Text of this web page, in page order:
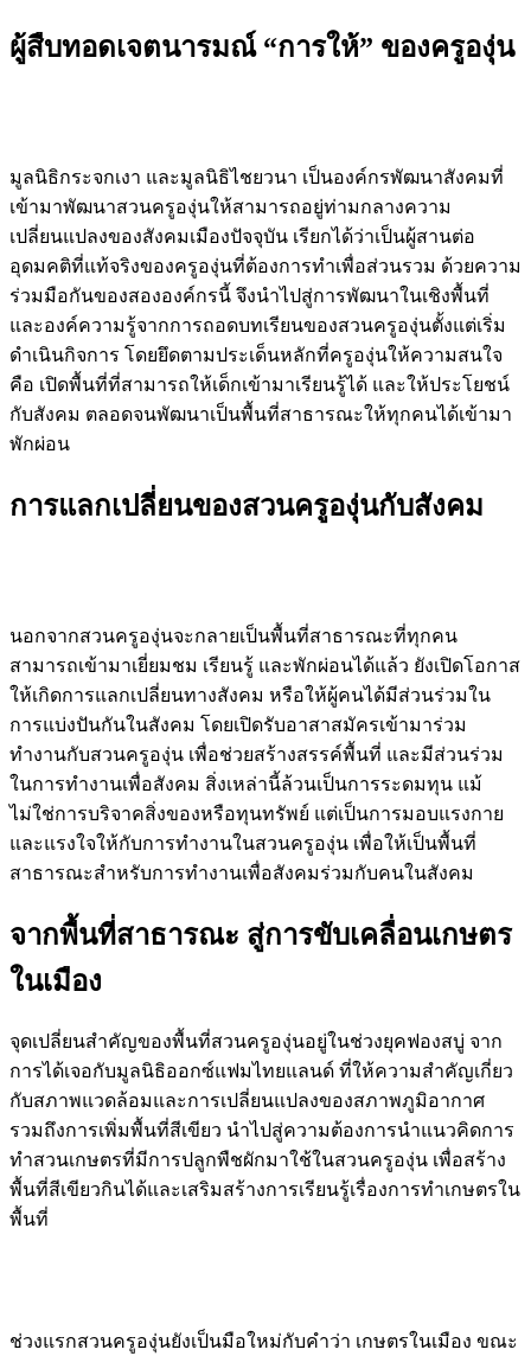
ผู้สืบทอดเจตนารมณ์ “การให้” ของครูองุ่น
มูลนิธิกระจกเงา และมูลนิธิไชยวนา เป็นองค์กรพัฒนาสังคมที่
เข้ามาพัฒนาสวนครูองุ่นให้สามารถอยู่ท่ามกลางความ
เปลี่ยนแปลงของสังคมเมืองปัจจุบัน เรียกได้ว่าเป็นผู้สานต่อ
อุดมคติที่แท้จริงของครูองุ่นที่ต้องการทำเพื่อส่วนรวม ด้วยความ
ร่วมมือกันของสององค์กรนี้ จึงนำไปสู่การพัฒนาในเชิงพื้นที่
และองค์ความรู้จากการถอดบทเรียนของสวนครูองุ่นตั้งแต่เริ่ม
ดำเนินกิจการ โดยยึดตามประเด็นหลักที่ครูองุ่นให้ความสนใจ
คือ เปิดพื้นที่ที่สามารถให้เด็กเข้ามาเรียนรู้ได้ และให้ประโยชน์
กับสังคม ตลอดจนพัฒนาเป็นพื้นที่สาธารณะให้ทุกคนได้เข้ามา
พักผ่อน
การแลกเปลี่ยนของสวนครูองุ่นกับสังคม
นอกจากสวนครูองุ่นจะกลายเป็นพื้นที่สาธารณะที่ทุกคน
สามารถเข้ามาเยี่ยมชม เรียนรู้ และพักผ่อนได้แล้ว ยังเปิดโอกาส
ให้เกิดการแลกเปลี่ยนทางสังคม หรือให้ผู้คนได้มีส่วนร่วมใน
การแบ่งปันกันในสังคม โดยเปิดรับอาสาสมัครเข้ามาร่วม
ทำงานกับสวนครูองุ่น เพื่อช่วยสร้างสรรค์พื้นที่ และมีส่วนร่วม
ในการทำงานเพื่อสังคม สิ่งเหล่านี้ล้วนเป็นการระดมทุน แม้
ไม่ใช่การบริจาคสิ่งของหรือทุนทรัพย์ แต่เป็นการมอบแรงกาย
และแรงใจให้กับการทำงานในสวนครูองุ่น เพื่อให้เป็นพื้นที่
สาธารณะสำหรับการทำงานเพื่อสังคมร่วมกับคนในสังคม
จากพื้นที่สาธารณะ สู่การขับเคลื่อนเกษตร
ในเมือง
จุดเปลี่ยนสำคัญของพื้นที่สวนครูองุ่นอยู่ในช่วงยุคฟองสบู่ จาก
การได้เจอกับมูลนิธิออกซ์แฟมไทยแลนด์ ที่ให้ความสำคัญเกี่ยว
กับสภาพแวดล้อมและการเปลี่ยนแปลงของสภาพภูมิอากาศ
รวมถึงการเพิ่มพื้นที่สีเขียว นำไปสู่ความต้องการนำแนวคิดการ
ทำสวนเกษตรที่มีการปลูกพืชผักมาใช้ในสวนครูองุ่น เพื่อสร้าง
พื้นที่สีเขียวกินได้และเสริมสร้างการเรียนรู้เรื่องการทำเกษตรใน
พื้นที่
ช่วงแรกสวนครูองุ่นยังเป็นมือใหม่กับคำว่า เกษตรในเมือง ขณะ